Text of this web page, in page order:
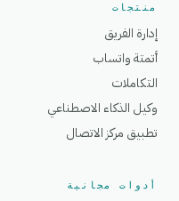
منتجات
إدارة الفريق
أتمتة واتساب
التكاملات
وكيل الذكاء الاصطناعي
تطبيق مركز الاتصال
أدوات مجانية